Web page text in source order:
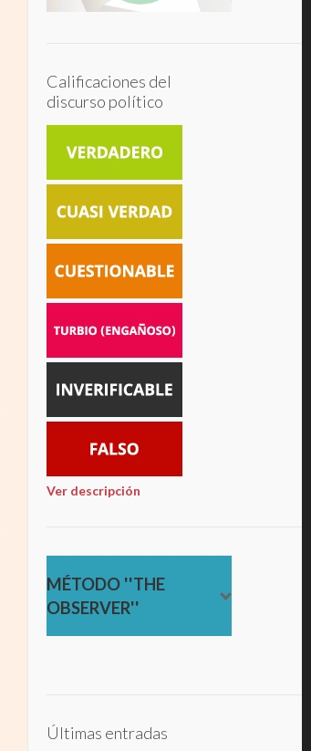
Calificaciones del
discurso político
Ver descripción
MÉTODO ''THE
OBSERVER''
Últimas entradas